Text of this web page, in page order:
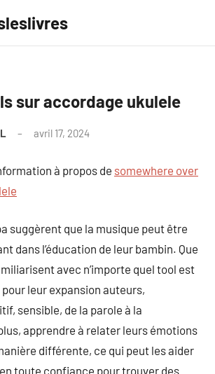
sur accordage ukulele
avril 17, 2024
à propos de somewhere over
suggèrent que la musique peut être
dans l’éducation de leur bambin. Que
avec n’importe quel tool est
leur expansion auteurs,
sensible, de la parole à la
apprendre à relater leurs émotions
différente, ce qui peut les aider
toute confiance pour trouver des